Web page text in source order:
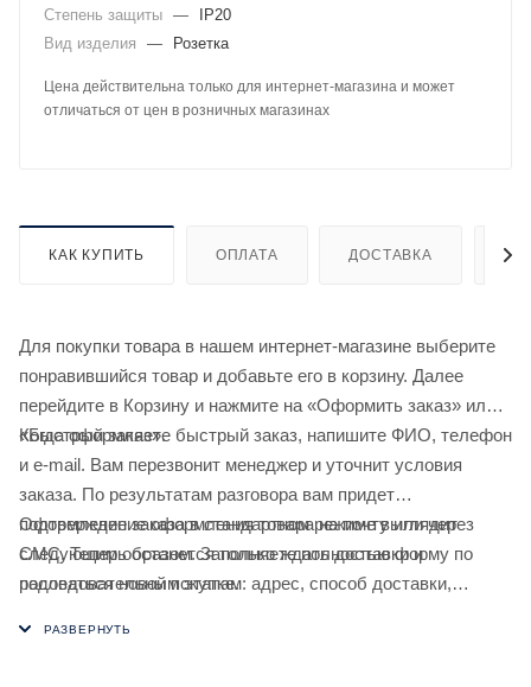
Степень защиты —
IP20
Вид изделия
— Розетка
Цена действительна только для интернет-магазина и может
отличаться от цен в розничных магазинах
КАК КУПИТЬ ОПЛАТА ДОСТАВКА
Для покупки товара в нашем интернет-магазине выберите
понравившийся товар и добавьте его в корзину. Далее
перейдите в Корзину и нажмите на «Оформить заказ» или
«Быстрый заказ».
Когда оформляете быстрый заказ, напишите ФИО, телефон
и e-mail. Вам перезвонит менеджер и уточнит условия
заказа. По результатам разговора вам придет
подтверждение оформления товара на почту или через
СМС. Теперь останется только ждать доставки и
радоваться новой покупке.
Оформление заказа в стандартном режиме выглядит
следующим образом. Заполняете полностью форму по
последовательным этапам: адрес, способ доставки,